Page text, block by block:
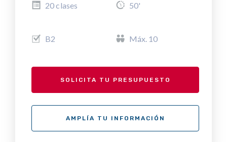
20 clases 50'
B2 Máx. 10
SOLICITA TU PRESUPUESTO
AMPLÍA TU INFORMACIÓN